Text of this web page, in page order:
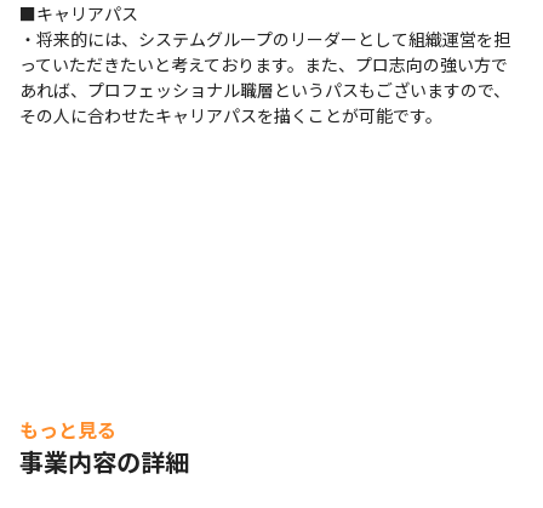
■キャリアパス
・将来的には、システムグループのリーダーとして組織運営を担
っていただきたいと考えております。また、プロ志向の強い方で
あれば、プロフェッショナル職層というパスもございますので、
その人に合わせたキャリアパスを描くことが可能です。
もっと見る
事業内容の詳細